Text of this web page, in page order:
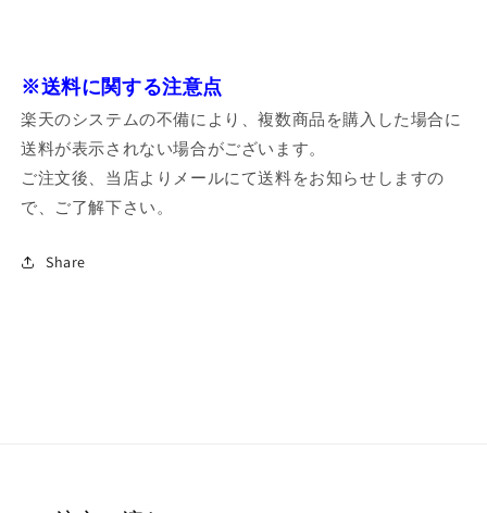
※送料に関する注意点
楽天のシステムの不備により、複数商品を購入した場合に
送料が表示されない場合がございます。
ご注文後、当店よりメールにて送料をお知らせしますの
で、ご了解下さい。
Share